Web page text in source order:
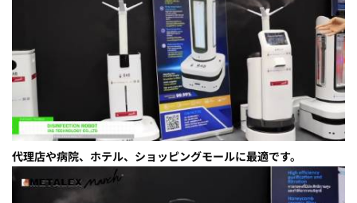
代理店や病院、ホテル、ショッピングモールに最適です。